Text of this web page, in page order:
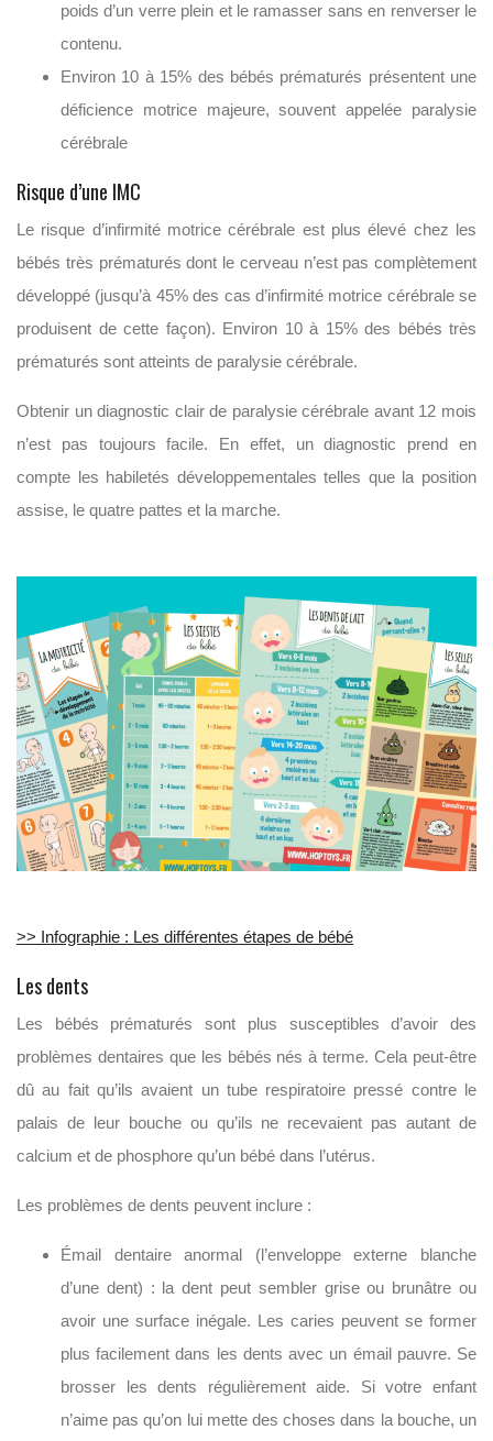
poids d’un verre plein et le ramasser sans en renverser le
contenu.
Environ 10 à 15% des bébés prématurés présentent une
déficience motrice majeure, souvent appelée paralysie
cérébrale
Risque d’une IMC
Le risque d’infirmité motrice cérébrale est plus élevé chez les
bébés très prématurés dont le cerveau n’est pas complètement
développé (jusqu’à 45% des cas d’infirmité motrice cérébrale se
produisent de cette façon). Environ 10 à 15% des bébés très
prématurés sont atteints de paralysie cérébrale.
Obtenir un diagnostic clair de paralysie cérébrale avant 12 mois
n’est pas toujours facile. En effet, un diagnostic prend en
compte les habiletés développementales telles que la position
assise, le quatre pattes et la marche.
>> Infographie : Les différentes étapes de bébé
Les dents
Les bébés prématurés sont plus susceptibles d’avoir des
problèmes dentaires que les bébés nés à terme. Cela peut-être
dû au fait qu’ils avaient un tube respiratoire pressé contre le
palais de leur bouche ou qu’ils ne recevaient pas autant de
calcium et de phosphore qu’un bébé dans l’utérus.
Les problèmes de dents peuvent inclure :
Émail dentaire anormal (l’enveloppe externe blanche
d’une dent) : la dent peut sembler grise ou brunâtre ou
avoir une surface inégale. Les caries peuvent se former
plus facilement dans les dents avec un émail pauvre. Se
brosser les dents régulièrement aide. Si votre enfant
n’aime pas qu’on lui mette des choses dans la bouche, un